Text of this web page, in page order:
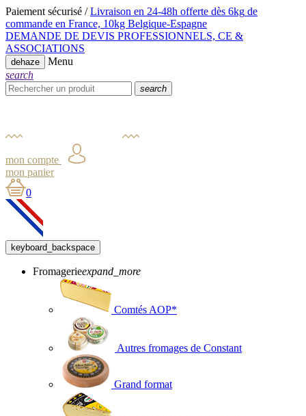
Paiement sécurisé / Livraison en 24-48h offerte dès 6kg de
commande en France, 10kg Belgique-Espagne
DEMANDE DE DEVIS PROFESSIONNELS, CE &
ASSOCIATIONS
dehaze
Menu
search
search
mon compte
mon panier
0
keyboard_backspace
Fromagerieexpand_more
Comtés AOP*
Autres fromages de Constant
Grand format